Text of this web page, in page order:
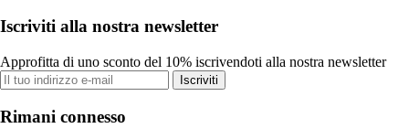
Iscriviti alla nostra newsletter
Approfitta di uno sconto del 10% iscrivendoti alla nostra newsletter
Iscriviti
Rimani connesso